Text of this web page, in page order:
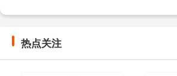
热点关注